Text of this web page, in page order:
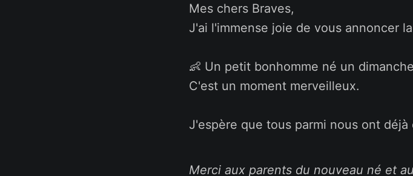
Mes chers Braves,
J'ai l'immense joie de vous annoncer
👶 Un petit bonhomme né un
C'est un moment merveilleux.
J'espère que tous parmi nous ont
Merci aux parents du nouveau né et